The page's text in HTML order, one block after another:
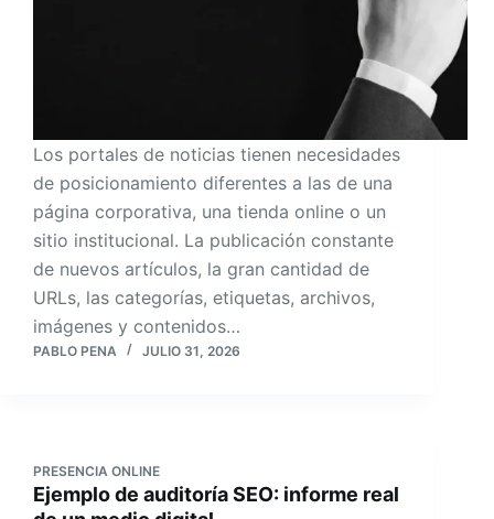
Los portales de noticias tienen necesidades
de posicionamiento diferentes a las de una
página corporativa, una tienda online o un
sitio institucional. La publicación constante
de nuevos artículos, la gran cantidad de
URLs, las categorías, etiquetas, archivos,
imágenes y contenidos…
PABLO PENA JULIO 31, 2026
PRESENCIA ONLINE
Ejemplo de auditoría SEO: informe real